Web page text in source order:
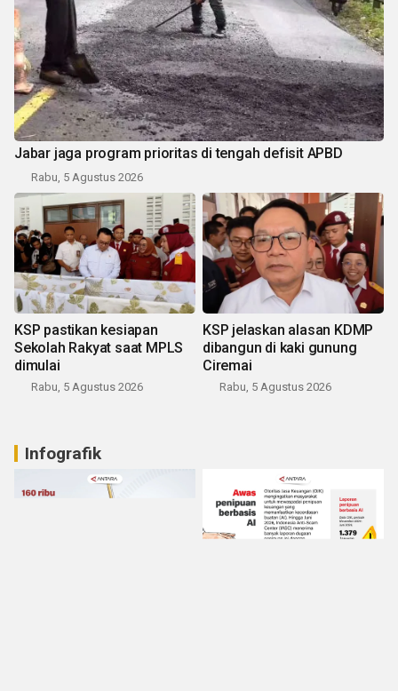
Jabar jaga program prioritas di tengah defisit APBD
Rabu, 5 Agustus 2026
KSP pastikan kesiapan
Sekolah Rakyat saat MPLS
dimulai
Rabu, 5 Agustus 2026
KSP jelaskan alasan KDMP
dibangun di kaki gunung
Ciremai
Rabu, 5 Agustus 2026
Infografik